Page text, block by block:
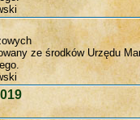
ze środków Urzędu